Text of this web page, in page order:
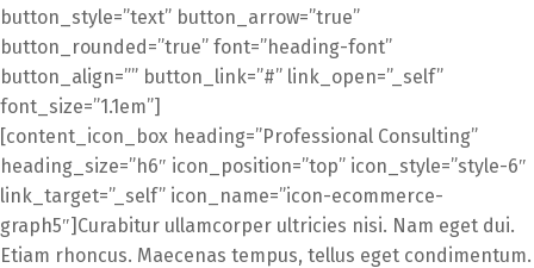
button_style=”text” button_arrow=”true”
button_rounded=”true” font=”heading-font”
button_align=”” button_link=”#” link_open=”_self”
font_size=”1.1em”]
[content_icon_box heading=”Professional Consulting”
heading_size=”h6″ icon_position=”top” icon_style=”style-6″
link_target=”_self” icon_name=”icon-ecommerce-
graph5″]Curabitur ullamcorper ultricies nisi. Nam eget dui.
Etiam rhoncus. Maecenas tempus, tellus eget condimentum.